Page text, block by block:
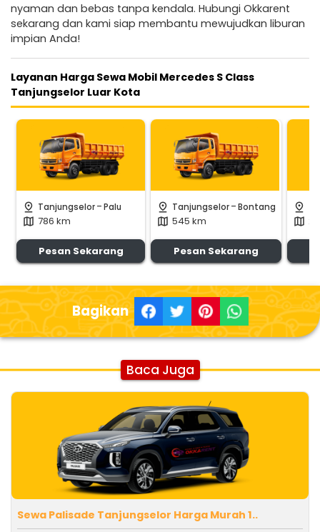
nyaman dan bebas tanpa kendala. Hubungi Okkarent
sekarang dan kami siap membantu mewujudkan liburan
impian Anda!
Layanan Harga Sewa Mobil Mercedes S Class
Tanjungselor Luar Kota
pin_drop Tanjungselor-Palu
map 786 km
Pesan Sekarang
pin_drop Tanjungselor-Bontang
map 545 km
Pesan Sekarang
pin_drop
map
Bagikan
Baca Juga
Sewa Palisade Tanjungselor Harga Murah 1..